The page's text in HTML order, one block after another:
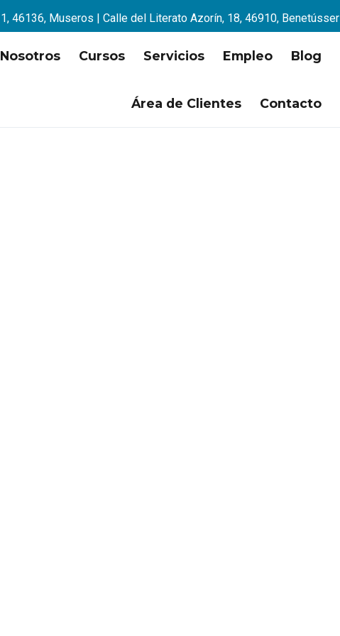
46136, Museros | Calle del Literato Azorín, 18, 46910, Benetússer
Nosotros Cursos Servicios Empleo Blog
Área de Clientes Contacto